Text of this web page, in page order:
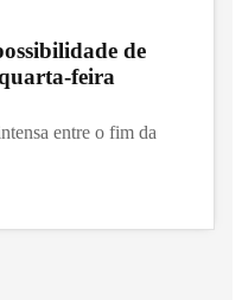
de
feira
entre o fim da